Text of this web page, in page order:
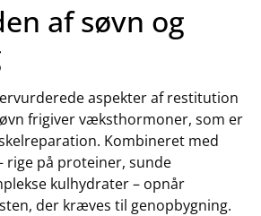
af søvn og
aspekter af restitution
frigiver væksthormoner, som er
Kombineret med
på proteiner, sunde
kulhydrater – opnår
der kræves til genopbygning.